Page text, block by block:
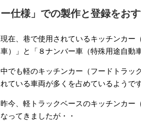
ー仕様」での製作と登録をお
現在、巷で使用されているキッチンカー
車）」と「８ナンバー車（特殊用途自動
中でも軽のキッチンカー（フードトラッ
れている車両が多くを占めているようです
昨今、軽トラックベースのキッチンカー
なってきましたが・・